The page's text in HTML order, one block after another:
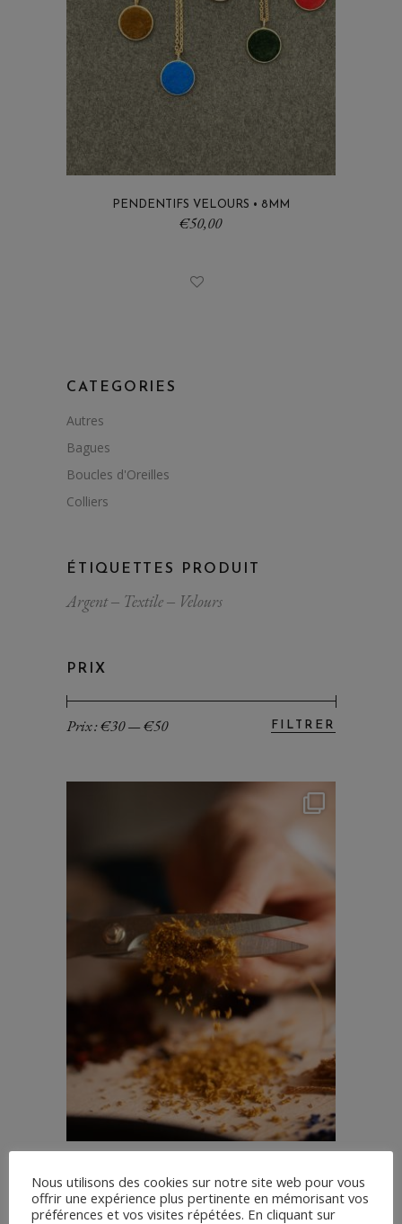
PENDENTIFS VELOURS • 8MM
€50,00
CATEGORIES
Autres
Bagues
Boucles d'Oreilles
Colliers
ÉTIQUETTES PRODUIT
Argent Textile Velours
PRIX
Prix
Prix FILTRER
Prix :€30—€50
Nous utilisons des cookies sur notre site web pour vous
offrir une expérience plus pertinente en mémorisant vos
préférences et vos visites répétées. En cliquant sur